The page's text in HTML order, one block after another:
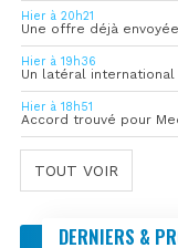
Hier à 20h21
Une offre déjà
Hier à 19h36
Un latéral international
Hier à 18h51
Accord trouvé pour
TOUT VOIR
DERNIERS &